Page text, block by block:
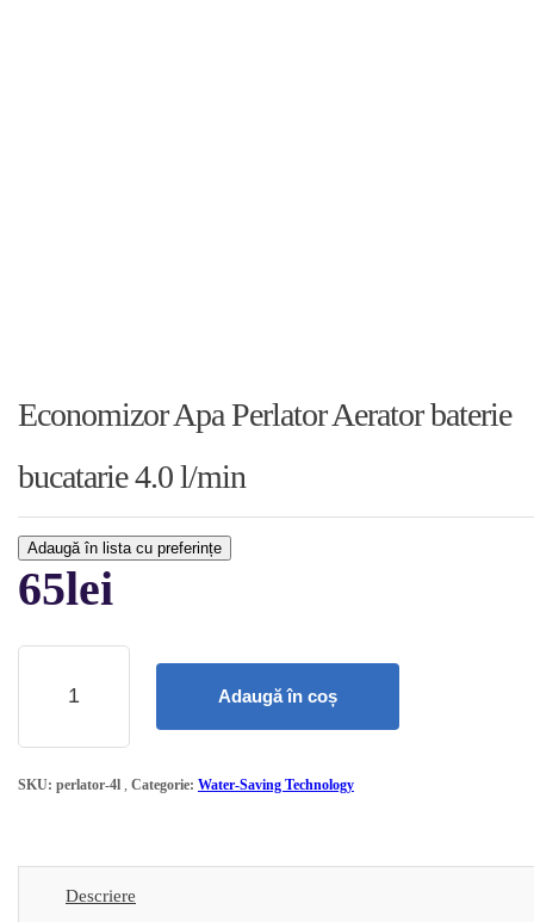
Economizor Apa Perlator Aerator baterie
bucatarie 4.0 l/min
Adaugă în lista cu preferințe
65lei
Cantitate
baterie
bucatarie
4.0
Adaugă în coș
SKU: perlator-4l Categorie: Water‑Saving Technology
Descriere